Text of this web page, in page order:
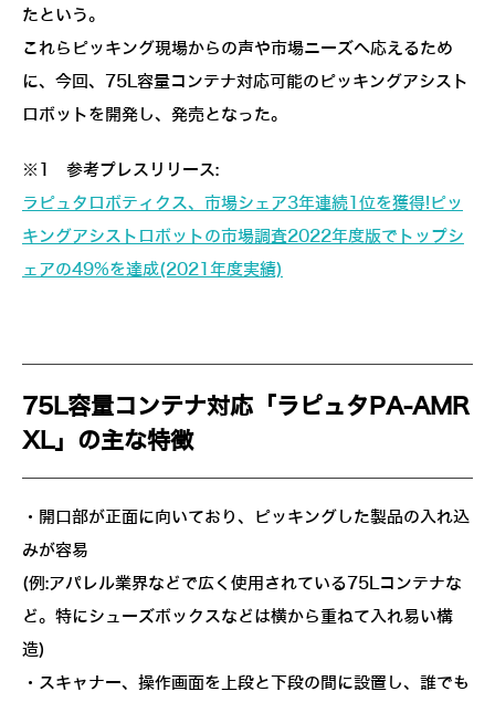
たという。
これらピッキング現場からの声や市場ニーズへ応えるため
に、今回、75L容量コンテナ対応可能のピッキングアシスト
ロボットを開発し、発売となった。
※1 参考プレスリリース:
ラピュタロボティクス、市場シェア3年連続1位を獲得!ピッ
キングアシストロボットの市場調査2022年度版でトップシ
ェアの49%を達成(2021年度実績)
75L容量コンテナ対応「ラピュタPA-AMR
XL」の主な特徴
・開口部が正面に向いており、ピッキングした製品の入れ込
みが容易
(例:アパレル業界などで広く使用されている75Lコンテナな
ど。特にシューズボックスなどは横から重ねて入れ易い構
造)
・スキャナー、操作画面を上段と下段の間に設置し、誰でも